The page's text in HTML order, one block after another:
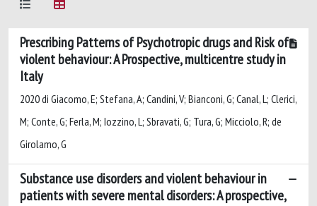
Prescribing Patterns of Psychotropic drugs and Risk of
violent behaviour: A Prospective, multicentre study in
Italy
2020 di Giacomo, E; Stefana, A; Candini, V; Bianconi, G; Canal, L; Clerici,
M; Conte, G; Ferla, M; Iozzino, L; Sbravati, G; Tura, G; Micciolo, R; de
Girolamo, G
Substance use disorders and violent behaviour in
patients with severe mental disorders: A prospective,